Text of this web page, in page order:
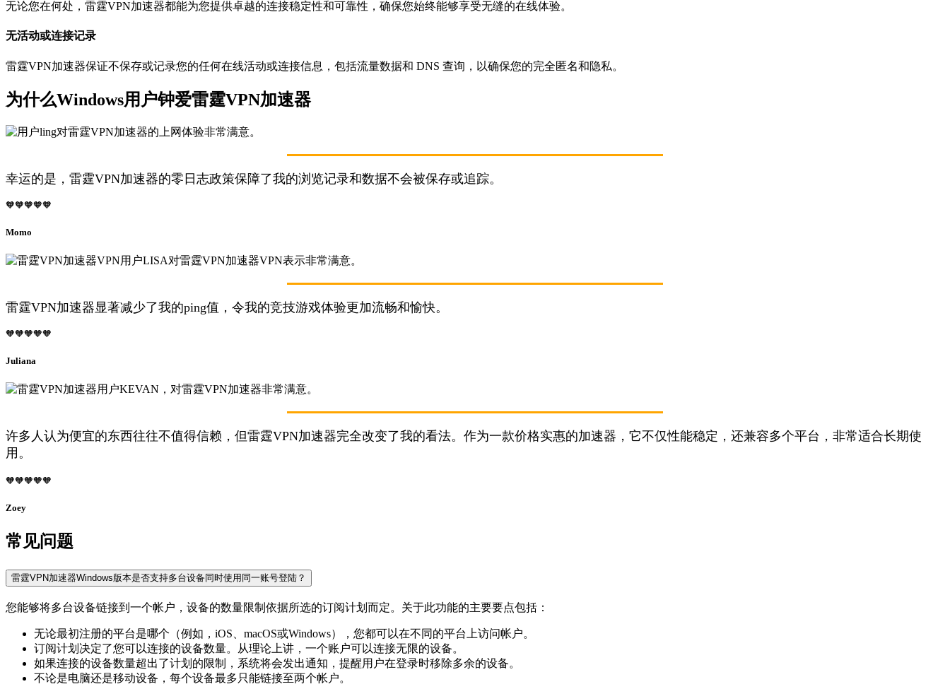
无论您在何处，雷霆VPN加速器都能为您提供卓越的连接稳定性和可靠性，确保您始终能够享受无缝的在线体验。
无活动或连接记录
雷霆VPN加速器保证不保存或记录您的任何在线活动或连接信息，包括流量数据和 DNS 查询，以确保您的完全匿名和隐私。
为什么Windows用户钟爱雷霆VPN加速器
幸运的是，雷霆VPN加速器的零日志政策保障了我的浏览记录和数据不会被保存或追踪。
🧡🧡🧡🧡🧡
Momo
雷霆VPN加速器显著减少了我的ping值，令我的竞技游戏体验更加流畅和愉快。
🧡🧡🧡🧡🧡
Juliana
许多人认为便宜的东西往往不值得信赖，但雷霆VPN加速器完全改变了我的看法。作为一款价格实惠的加速器，它不仅性能稳定，还兼容多个平台，非常适合长期使
用。
🧡🧡🧡🧡🧡
Zoey
常见问题
雷霆VPN加速器Windows版本是否支持多台设备同时使用同一账号登陆？
您能够将多台设备链接到一个帐户，设备的数量限制依据所选的订阅计划而定。关于此功能的主要要点包括：
无论最初注册的平台是哪个（例如，iOS、macOS或Windows），您都可以在不同的平台上访问帐户。
订阅计划决定了您可以连接的设备数量。从理论上讲，一个账户可以连接无限的设备。
如果连接的设备数量超出了计划的限制，系统将会发出通知，提醒用户在登录时移除多余的设备。
不论是电脑还是移动设备，每个设备最多只能链接至两个帐户。